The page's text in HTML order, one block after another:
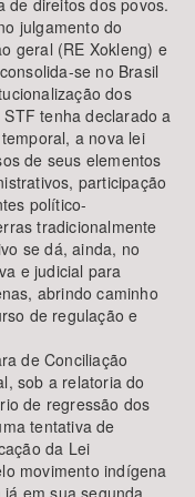
de direitos dos povos.
julgamento do
geral (RE Xokleng) e
se no Brasil
dos
tenha declarado a
a nova lei
de seus elementos
participação
político-
tradicionalmente
se dá, ainda, no
e judicial para
abrindo caminho
de regulação e
de Conciliação
sob a relatoria do
de regressão dos
tentativa de
da Lei
movimento indígena
em sua segunda